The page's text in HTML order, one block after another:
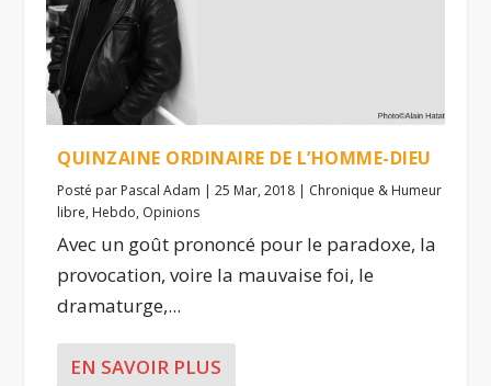
QUINZAINE ORDINAIRE DE L’HOMME-DIEU
Posté par Pascal Adam |25 Mar, 2018 | Chronique & Humeur
libre, Hebdo, Opinions
Avec un goût prononcé pour le paradoxe, la
provocation, voire la mauvaise foi, le
dramaturge,...
EN SAVOIR PLUS